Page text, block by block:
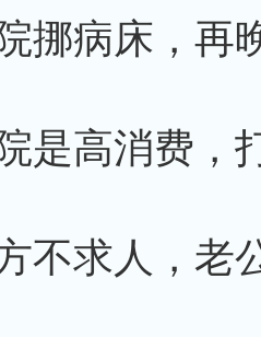
挪病床，再
是高消费，
不求人，老